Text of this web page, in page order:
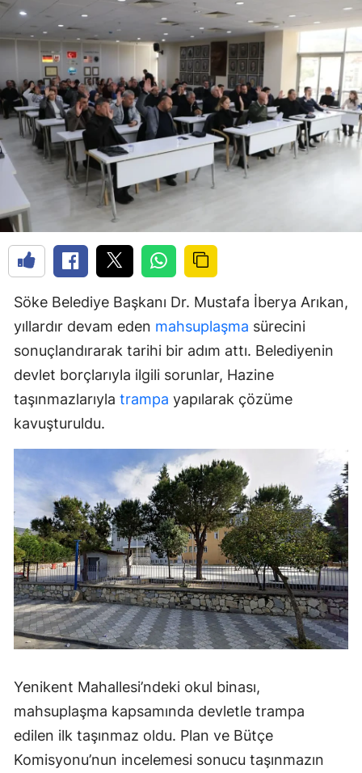
Söke Belediye Başkanı Dr. Mustafa İberya Arıkan,
yıllardır devam eden mahsuplaşma sürecini
sonuçlandırarak tarihi bir adım attı. Belediyenin
devlet borçlarıyla ilgili sorunlar, Hazine
taşınmazlarıyla trampa yapılarak çözüme
kavuşturuldu.
Yenikent Mahallesi’ndeki okul binası,
mahsuplaşma kapsamında devletle trampa
edilen ilk taşınmaz oldu. Plan ve Bütçe
Komisyonu’nun incelemesi sonucu taşınmazın